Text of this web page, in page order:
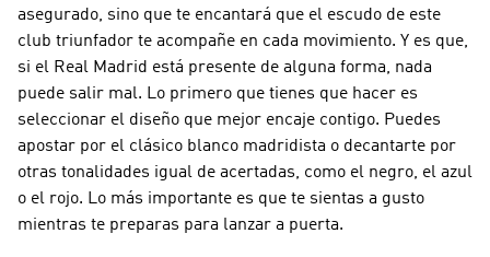
asegurado, sino que te encantará que el escudo de este
club triunfador te acompañe en cada movimiento. Y es que,
si el Real Madrid está presente de alguna forma, nada
puede salir mal. Lo primero que tienes que hacer es
seleccionar el diseño que mejor encaje contigo. Puedes
apostar por el clásico blanco madridista o decantarte por
otras tonalidades igual de acertadas, como el negro, el azul
o el rojo. Lo más importante es que te sientas a gusto
mientras te preparas para lanzar a puerta.